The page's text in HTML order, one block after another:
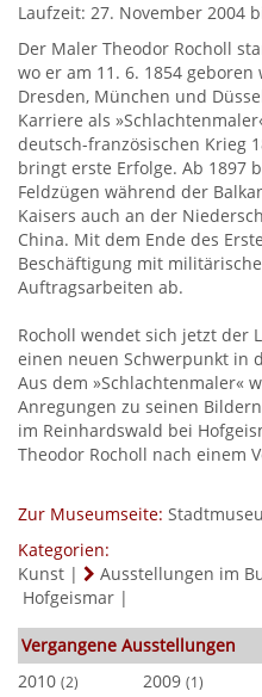
Laufzeit: 27. November 2004
Der Maler Theodor Rocholl
wo er am 11. 6. 1854
Dresden, München und
Karriere als
deutsch-französischen Krieg
bringt erste Erfolge. Ab 1897
Feldzügen während der
Kaisers auch an der
China. Mit dem Ende des
Beschäftigung mit
Auftragsarbeiten ab.
Rocholl wendet sich jetzt der
einen neuen Schwerpunkt in
Aus dem »Schlachtenmaler«
Anregungen zu seinen
im Reinhardswald bei
Theodor Rocholl nach einem
Zur Museumseite:
Kategorien:
Kunst | Ausstellungen im
Hofgeismar |
Vergangene Ausstellungen
2010 (2) 2009 (1)